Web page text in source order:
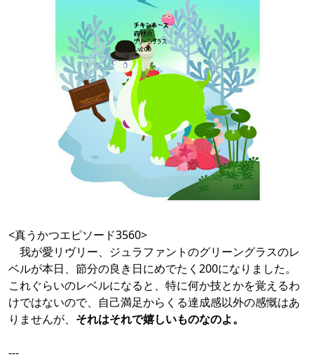
<真うかつエピソード3560>
我が愛リヴリー、ジュラファントのグリーングラスのレ
ベルが本日、節分の良き日にめでたく200になりました。
これぐらいのレベルになると、特に何か技とかを覚えるわ
けではないので、自己満足からくる達成感以外の感慨はあ
りませんが、 それはそれで嬉しいものなのよ。
---